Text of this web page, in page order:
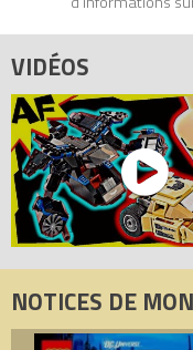
course poursuite
Avenue de la brique,
Codes EAN du
0673419190398.
VIDÉOS
NOTICES DE